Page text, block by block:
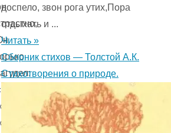
доспело, звон рога утих,Пора
отдыхать и ...
Читать »
Сборник стихов — Толстой А.К.
Стихотворения о природе.